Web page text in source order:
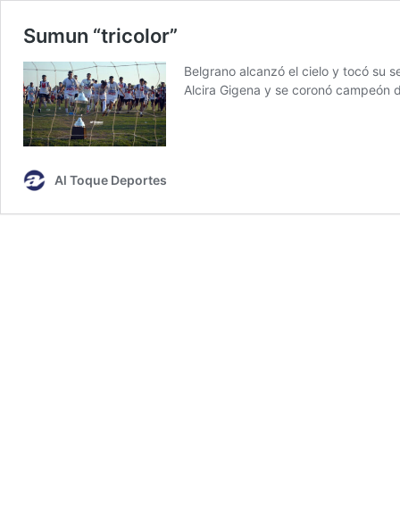
Sumun “tricolor”
Belgrano alcanzó el cielo y tocó su
Alcira Gigena y se coronó campeón
Al Toque Deportes